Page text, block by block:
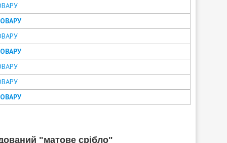
"матове срібло"